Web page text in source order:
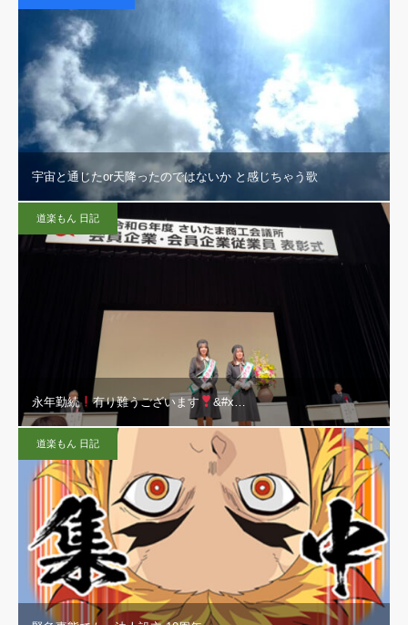
宇宙と通じたor天降ったのではないか と感じちゃう歌
道楽もん 日記
永年勤続 有り難うございます &#x…
道楽もん 日記